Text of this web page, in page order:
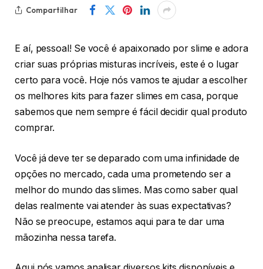
Compartilhar
E aí, pessoal! Se você é apaixonado por slime e adora
criar suas próprias misturas incríveis, este é o lugar
certo para você. Hoje nós vamos te ajudar a escolher
os melhores kits para fazer slimes em casa, porque
sabemos que nem sempre é fácil decidir qual produto
comprar.
Você já deve ter se deparado com uma infinidade de
opções no mercado, cada uma prometendo ser a
melhor do mundo das slimes. Mas como saber qual
delas realmente vai atender às suas expectativas?
Não se preocupe, estamos aqui para te dar uma
mãozinha nessa tarefa.